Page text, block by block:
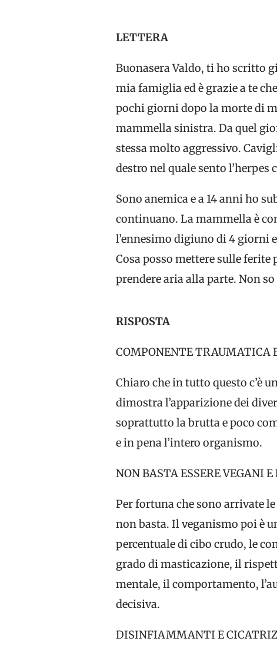
LETTERA
Buonasera Valdo, ti ho scritto
mia famiglia ed è grazie a te
pochi giorni dopo la morte di
mammella sinistra. Da quel
stessa molto aggressivo.
destro nel quale sento l’herpes
Sono anemica e a 14 anni ho
continuano. La mammella è
l’ennesimo digiuno di 4 giorni
Cosa posso mettere sulle
prendere aria alla parte. Non
RISPOSTA
COMPONENTE TRAUMATICA
Chiaro che in tutto questo c’è
dimostra l’apparizione dei
soprattutto la brutta e poco
e in pena l’intero organismo.
NON BASTA ESSERE VEGANI
Per fortuna che sono arrivate
non basta. Il veganismo poi è
percentuale di cibo crudo, le
grado di masticazione, il
mentale, il comportamento,
decisiva.
DISINFIAMMANTI E